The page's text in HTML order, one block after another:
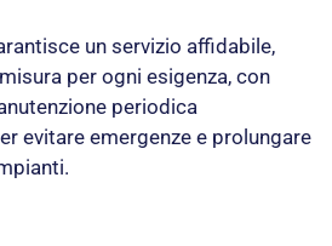
un servizio affidabile,
per ogni esigenza, con
periodica
evitare emergenze e prolungare